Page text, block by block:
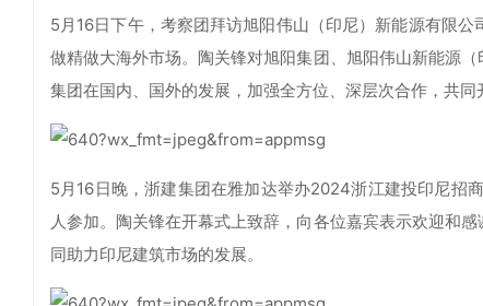
5月16日下午，考察团拜访旭阳伟山（印尼）新能源有限
做精做大海外市场。陶关锋对旭阳集团、旭阳伟山新能源
集团在国内、国外的发展，加强全方位、深层次合作，共
5月16日晚，浙建集团在雅加达举办2024浙江建投印尼招
人参加。陶关锋在开幕式上致辞，向各位嘉宾表示欢迎和
同助力印尼建筑市场的发展。